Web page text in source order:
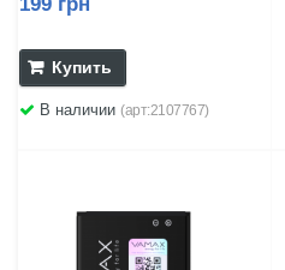
Купить
В наличии (арт:2107767)